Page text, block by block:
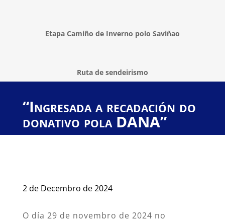
Etapa Camiño de Inverno polo Saviñao
Ruta de sendeirismo
“Ingresada a recadación do
donativo pola DANA”
2 de Decembro de 2024
O día 29 de novembro de 2024 no